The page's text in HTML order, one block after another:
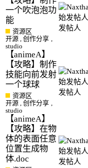
一个吹泡泡功
能
资源区
开源 ,创作分享
studio
【animeA】
【攻略】制作
技能向前发射
一个球球
资源区
开源 ,创作分享
studio
【animeA】
【攻略】在物
体的表面任意
位置生成物
体.doc